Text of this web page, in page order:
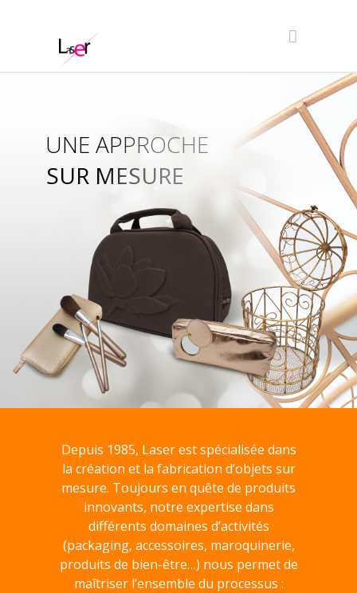
SUR MESURE
UNE APPROCHE
Depuis 1985, Laser est spécialisée dans
la création et la fabrication d’objets sur
mesure. Toujours en quête de produits
innovants, notre expertise dans
différents domaines d’activités
(packaging, accessoires, maroquinerie,
produits de bien-être…) nous permet de
maîtriser l’ensemble du processus :